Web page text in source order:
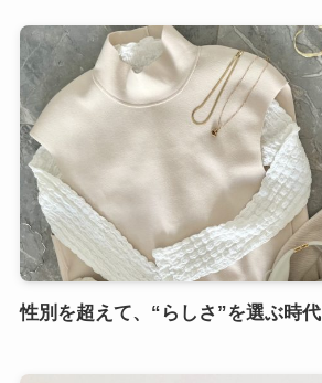
性別を超えて、“らしさ”を選ぶ時代